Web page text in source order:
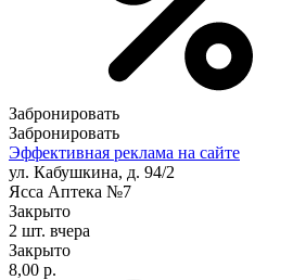
Забронировать
Забронировать
Эффективная реклама на сайте
ул. Кабушкина, д. 94/2
Ясса Аптека №7
Закрыто
2 шт. вчера
Закрыто
8,00 р.